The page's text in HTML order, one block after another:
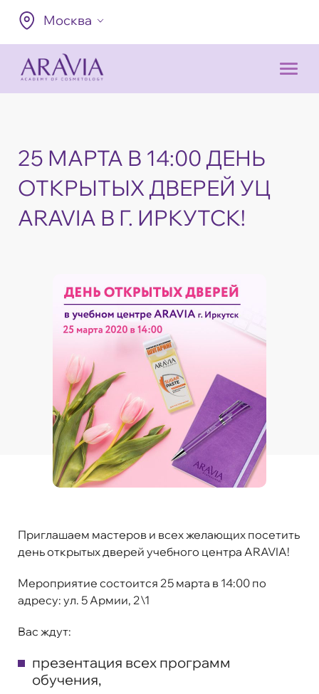
Москва
25 МАРТА В 14:00 ДЕНЬ
ОТКРЫТЫХ ДВЕРЕЙ УЦ
ARAVIA В Г. ИРКУТСК!
Приглашаем мастеров и всех желающих посетить
день открытых дверей учебного центра ARAVIA!
Мероприятие состоится 25 марта в 14:00 по
адресу: ул. 5 Армии, 2\1
Вас ждут:
презентация всех программ
обучения,